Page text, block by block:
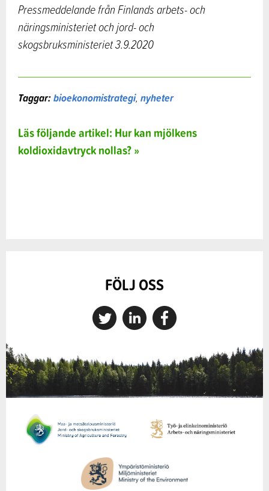
Pressmeddelande från Finlands arbets- och
näringsministeriet och jord- och
skogsbruksministeriet 3.9.2020
Taggar:bioekonomistrategi, nyheter
Läs följande artikel: Hur kan mjölkens
koldioxidavtryck nollas? »
FÖLJ OSS